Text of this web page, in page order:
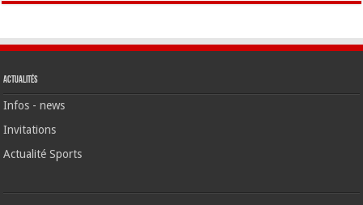
Actualités
Infos - news
Invitations
Actualité Sports